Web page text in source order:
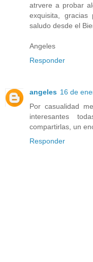
atrvere a probar
exquisita,
saludo desde el
Angeles
Responder
angeles 16 de
Por casualidad
interesantes
compartirlas, un
Responder